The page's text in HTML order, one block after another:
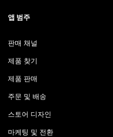
앱 범주
판매 채널
제품 찾기
제품 판매
주문 및 배송
스토어 디자인
마케팅 및 전환